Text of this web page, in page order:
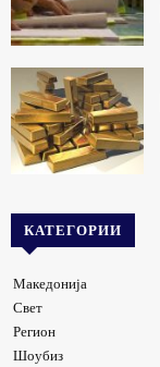
КАТЕГОРИИ
Македонија
Свет
Регион
Шоубиз